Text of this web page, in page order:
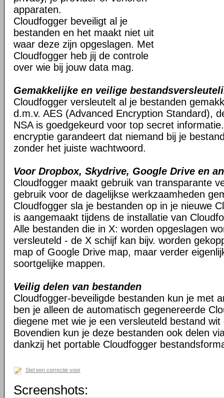
apparaten.
Cloudfogger beveiligt al je
bestanden en het maakt niet uit
waar deze zijn opgeslagen. Met
Cloudfogger heb jij de controle
over wie bij jouw data mag.
Gemakkelijke en veilige
Cloudfogger versleutelt al je bestanden
d.m.v. AES (Advanced Encryption Standard),
NSA is goedgekeurd voor top secret
encryptie garandeert dat niemand bij je
zonder het juiste wachtwoord.
Voor Dropbox, Skydrive, Google Drive en
Cloudfogger maakt gebruik van transparante
gebruik voor de dagelijkse werkzaamheden
Cloudfogger sla je bestanden op in je nieuwe
is aangemaakt tijdens de installatie van
Alle bestanden die in X: worden opgeslagen
versleuteld - de X schijf kan bijv. worden
map of Google Drive map, maar verder
soortgelijke mappen.
Veilig delen van bestanden
Cloudfogger-beveiligde bestanden kun je met
ben je alleen de automatisch gegenereerde
diegene met wie je een versleuteld bestand wit
Bovendien kun je deze bestanden ook delen
dankzij het portable Cloudfogger
Stel een correctie voor
Screenshots: